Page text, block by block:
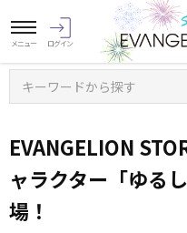
キーワードから探す
EVANGELION
ャラクター「ゆる
場！